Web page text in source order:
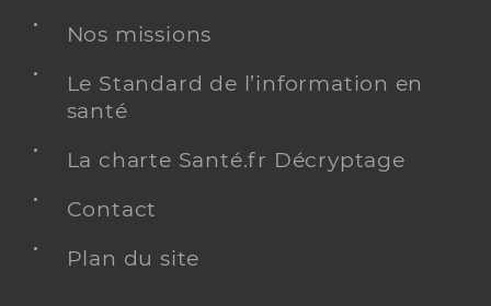
Nos missions
Le Standard de l’information en
santé
La charte Santé.fr Décryptage
Contact
Plan du site